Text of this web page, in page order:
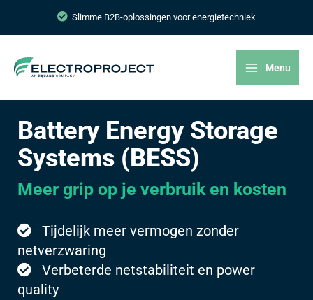
Slimme B2B-oplossingen voor energietechniek
Menu
Battery Energy Storage
Systems (BESS)
Meer grip op je verbruik en kosten
Tijdelijk meer vermogen zonder
netverzwaring
Verbeterde netstabiliteit en power
quality